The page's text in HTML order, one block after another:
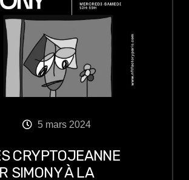
5 mars 2024
CRYPTOJEANNE
SIMONY À LA